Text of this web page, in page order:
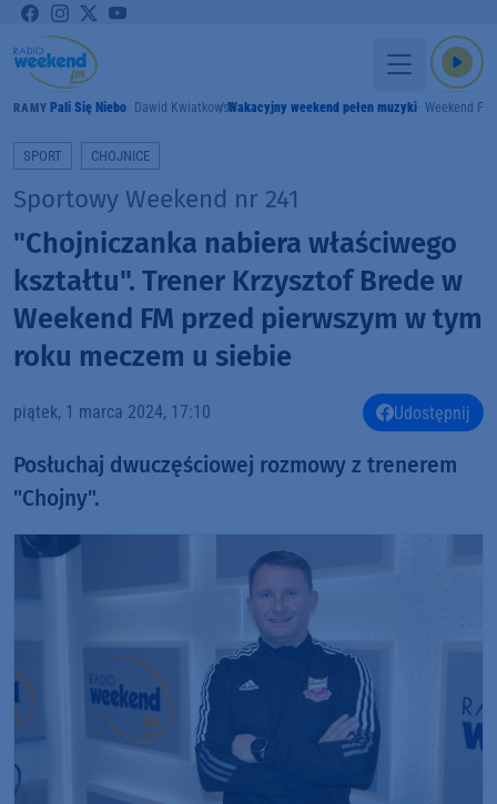
GRAMY Pali Się Niebo Dawid KwiatkowskiWakacyjny weekend pełen muzyki Weekend FM
SPORT CHOJNICE
Sportowy Weekend nr 241
"Chojniczanka nabiera właściwego
kształtu". Trener Krzysztof Brede w
Weekend FM przed pierwszym w tym
roku meczem u siebie
piątek, 1 marca 2024, 17:10 Udostępnij
Posłuchaj dwuczęściowej rozmowy z trenerem
"Chojny".